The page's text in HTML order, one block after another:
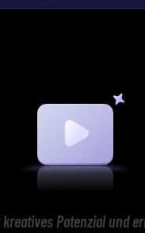
Potenzial und